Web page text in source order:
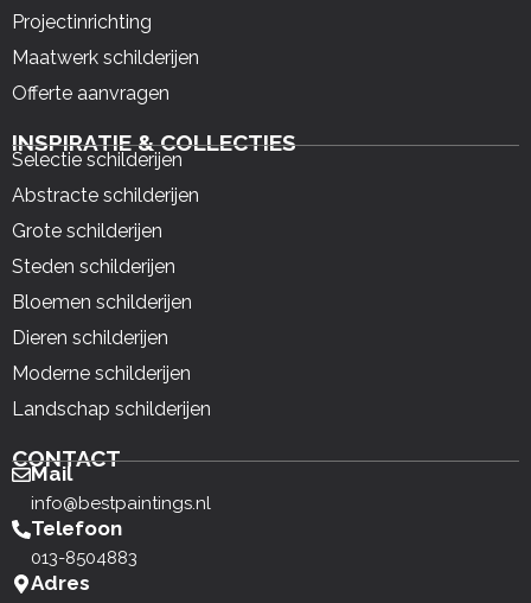
Projectinrichting
Maatwerk schilderijen
Offerte aanvragen
INSPIRATIE & COLLECTIES
Selectie schilderijen
Abstracte schilderijen
Grote schilderijen
Steden schilderijen
Bloemen schilderijen
Dieren schilderijen
Moderne schilderijen
Landschap schilderijen
CONTACT
Mail
info@bestpaintings.nl
Telefoon
013-8504883
Adres